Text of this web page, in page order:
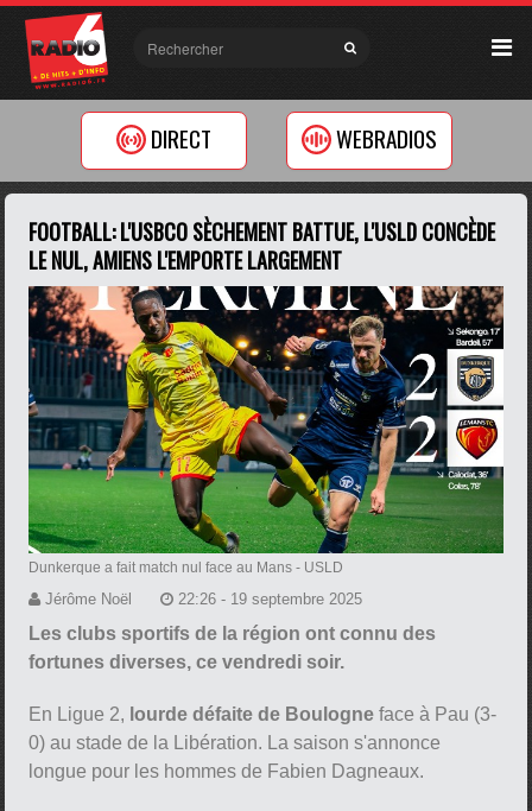
DIRECT WEBRADIOS
FOOTBALL: L'USBCO SÈCHEMENT BATTUE, L'USLD CONCÈDE
LE NUL, AMIENS L'EMPORTE LARGEMENT
Dunkerque a fait match nul face au Mans - USLD
Jérôme Noël 22:26 - 19 septembre 2025
Les clubs sportifs de la région ont connu des
fortunes diverses, ce vendredi soir.
En Ligue 2, lourde défaite de Boulogne face à Pau (3-
0) au stade de la Libération. La saison s'annonce
longue pour les hommes de Fabien Dagneaux.